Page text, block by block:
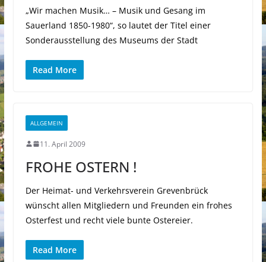
„Wir machen Musik… – Mu­sik und Gesang im
Sauerland 1850-1980“, so lautet der Titel einer
Sonderausstellung des Museums der Stadt
Read More
ALLGEMEIN
11. April 2009
FROHE OSTERN !
Der Heimat- und Verkehrsverein Grevenbrück
wünscht allen Mitgliedern und Freunden ein frohes
Osterfest und recht viele bunte Ostereier.
Read More